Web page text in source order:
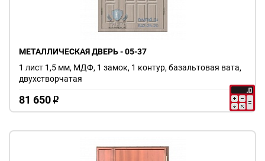
МЕТАЛЛИЧЕСКАЯ ДВЕРЬ - 05-37
81 650 o
1 лист 1,5 мм, МДФ, 1 замок, 1 контур, базальтовая вата,
двухстворчатая